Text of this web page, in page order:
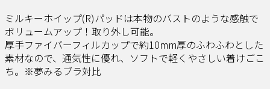
ミルキーホイップ(R)パッドは本物のバストのような感触で
ボリュームアップ！取り外し可能。
厚手ファイバーフィルカップで約10mm厚のふわふわとした
素材なので、通気性に優れ、ソフトで軽くやさしい着けごこ
ち。※夢みるブラ対比